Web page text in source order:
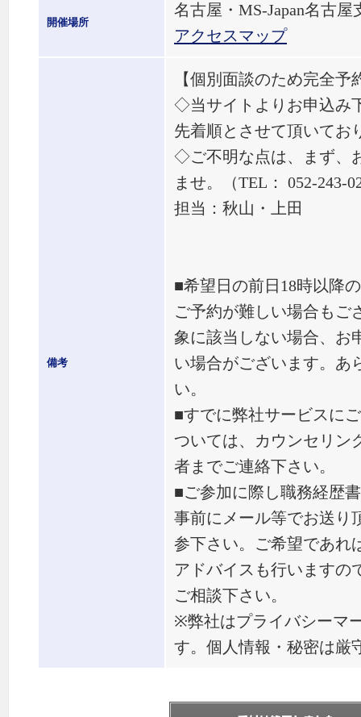
開催場所
名古屋・MS-Japan名古屋
アクセスマップ
備考
【個別面談のため完全予
◇当サイトよりお申込み
先着順とさせて頂いてお
◇ご不明な点は、まず、
ませ。（TEL： 052-243-
担当：秋山・上田
■希望日の前日18時以降
ご予約が難しい場合もご
象に該当しない場合、お
い場合がございます。あ
い。
■すでに弊社サービスに
ついては、カウンセリン
者までご連絡下さい。
■ご参加に際し職務経歴
事前にメール等でお送り
参下さい。ご希望であれ
アドバイスも行いますの
ご相談下さい。
※弊社はプライバシーマ
す。個人情報・秘密は厳